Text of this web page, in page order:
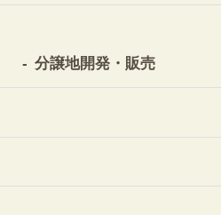
分譲地開発・販売